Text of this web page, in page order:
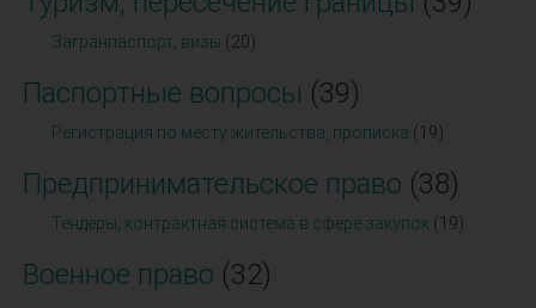
Загранпаспорт, визы (20)
Паспортные вопросы (39)
Регистрация по месту жительства, прописка (19)
Предпринимательское право (38)
Тендеры, контрактная система в сфере закупок (19)
Военное право (32)